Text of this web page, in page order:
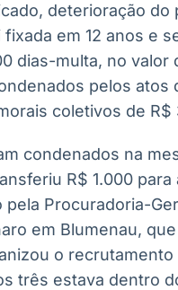
deterioração
em 12 anos e
dias-multa, no
pelos
coletivos de R$
condenados na
R$ 1.000
Procuradoria-
em Blumenau,
o
três estava dentro